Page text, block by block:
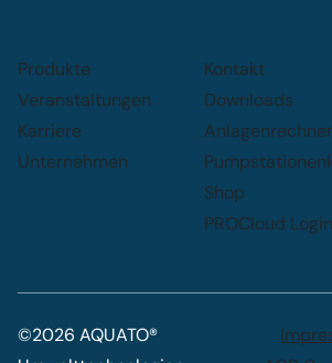
Produkte
Veranstaltungen
Karriere
Unternehmen
Kontakt
Downloads
Anlagenrechner
Shop
PROCloud Login
©2026 AQUATO®